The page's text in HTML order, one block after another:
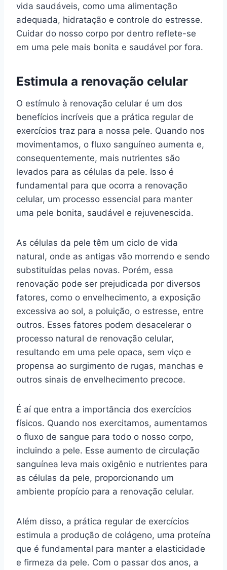
vida saudáveis, como uma alimentação
adequada, hidratação e controle do estresse.
Cuidar do nosso corpo por dentro reflete-se
em uma pele mais bonita e saudável por fora.
Estimula a renovação celular
O estímulo à renovação celular é um dos
benefícios incríveis que a prática regular de
exercícios traz para a nossa pele. Quando nos
movimentamos, o fluxo sanguíneo aumenta e,
consequentemente, mais nutrientes são
levados para as células da pele. Isso é
fundamental para que ocorra a renovação
celular, um processo essencial para manter
uma pele bonita, saudável e rejuvenescida.
As células da pele têm um ciclo de vida
natural, onde as antigas vão morrendo e sendo
substituídas pelas novas. Porém, essa
renovação pode ser prejudicada por diversos
fatores, como o envelhecimento, a exposição
excessiva ao sol, a poluição, o estresse, entre
outros. Esses fatores podem desacelerar o
processo natural de renovação celular,
resultando em uma pele opaca, sem viço e
propensa ao surgimento de rugas, manchas e
outros sinais de envelhecimento precoce.
É aí que entra a importância dos exercícios
físicos. Quando nos exercitamos, aumentamos
o fluxo de sangue para todo o nosso corpo,
incluindo a pele. Esse aumento de circulação
sanguínea leva mais oxigênio e nutrientes para
as células da pele, proporcionando um
ambiente propício para a renovação celular.
Além disso, a prática regular de exercícios
estimula a produção de colágeno, uma proteína
que é fundamental para manter a elasticidade
e firmeza da pele. Com o passar dos anos, a